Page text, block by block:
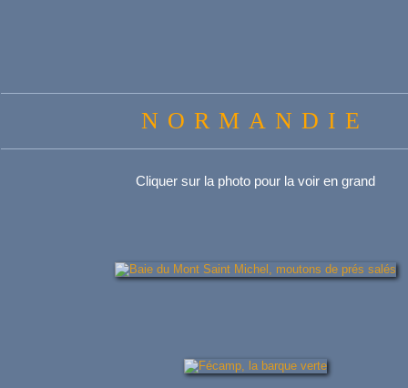
NORMANDIE
Cliquer sur la photo pour la voir en grand